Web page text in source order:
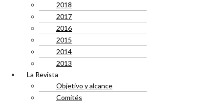
2018
2017
2016
2015
2014
2013
La Revista
Objetivo y alcance
Comités